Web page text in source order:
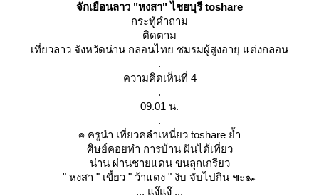
จักเยือนลาว "หงสา" ไชยบุรี toshare
กระทู้คำถาม
ติดตาม
เที่ยวลาว จังหวัดน่าน กลอนไทย ชมรมผู้สูงอายุ แต่งกลอน
.
ความคิดเห็นที่ 4
.
09.01 น.
.
๏ ครูนำ เที่ยวคลำเหนี่ยว toshare ย้ำ
ศิษย์คอยทำ การบ้าน ฝันได้เที่ยว
น่าน ผ่านชายแดน ขนลุกเกรียว
" หงสา " เขี้ยว " ว้าแดง " งับ จับไปกิน ๚ะ๛
... แง๊แง๊ ...